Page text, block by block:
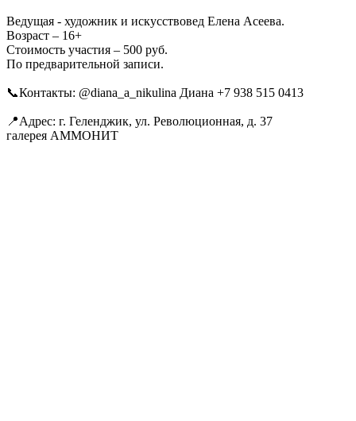
Ведущая - художник и искусствовед Елена Асеева.
Возраст – 16+
Стоимость участия – 500 руб.
По предварительной записи.
📞Контакты: @diana_a_nikulina Диана +7 938 515 0413
📍Адрес: г. Геленджик, ул. Революционная, д. 37
галерея АММОНИТ